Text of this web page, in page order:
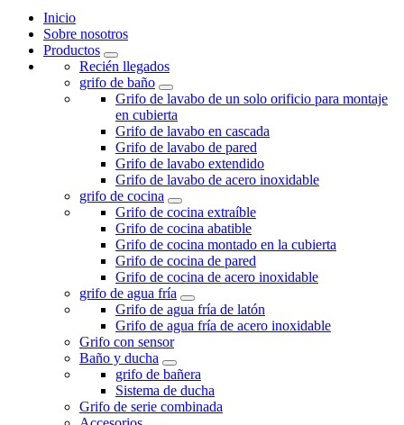
Inicio
Sobre nosotros
Productos
Recién llegados
grifo de baño
Grifo de lavabo de un solo orificio para montaje
en cubierta
Grifo de lavabo en cascada
Grifo de lavabo de pared
Grifo de lavabo extendido
Grifo de lavabo de acero inoxidable
grifo de cocina
Grifo de cocina extraíble
Grifo de cocina abatible
Grifo de cocina montado en la cubierta
Grifo de cocina de pared
Grifo de cocina de acero inoxidable
grifo de agua fría
Grifo de agua fría de latón
Grifo de agua fría de acero inoxidable
Grifo con sensor
Baño y ducha
grifo de bañera
Sistema de ducha
Grifo de serie combinada